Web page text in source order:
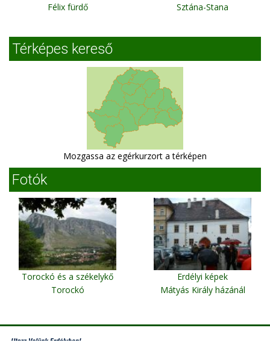
Félix fürdő
Sztána-Stana
Térképes kereső
Mozgassa az egérkurzort a térképen
Fotók
Torockó és a székelykő
Torockó
Erdélyi képek
Mátyás Király házánál